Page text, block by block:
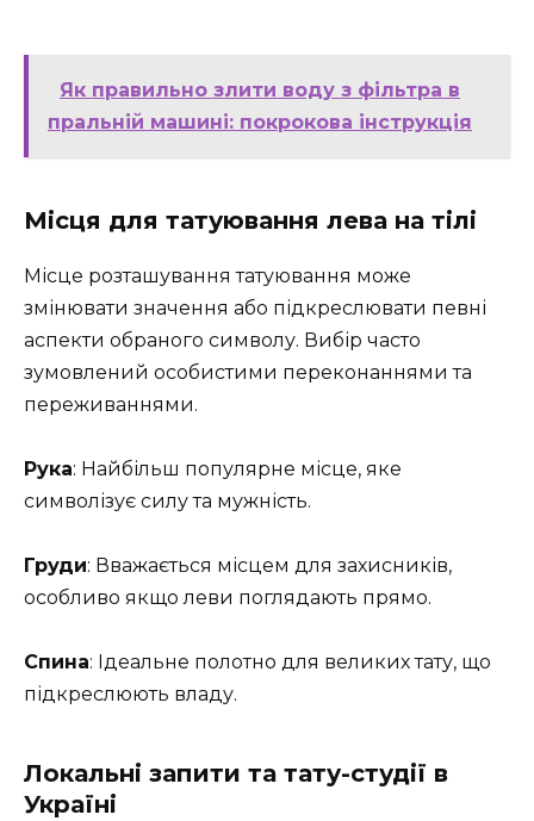
Як правильно злити воду з фільтра в
пральній машині: покрокова інструкція
Місця для татуювання лева на тілі
Місце розташування татуювання може
змінювати значення або підкреслювати певні
аспекти обраного символу. Вибір часто
зумовлений особистими переконаннями та
переживаннями.
Рука: Найбільш популярне місце, яке
символізує силу та мужність.
Груди: Вважається місцем для захисників,
особливо якщо леви поглядають прямо.
Спина: Ідеальне полотно для великих тату, що
підкреслюють владу.
Локальні запити та тату-студії в
Україні